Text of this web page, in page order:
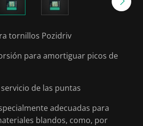
tornillos Pozidriv
para amortiguar picos de
de las puntas
adecuadas para
blandos, como, por